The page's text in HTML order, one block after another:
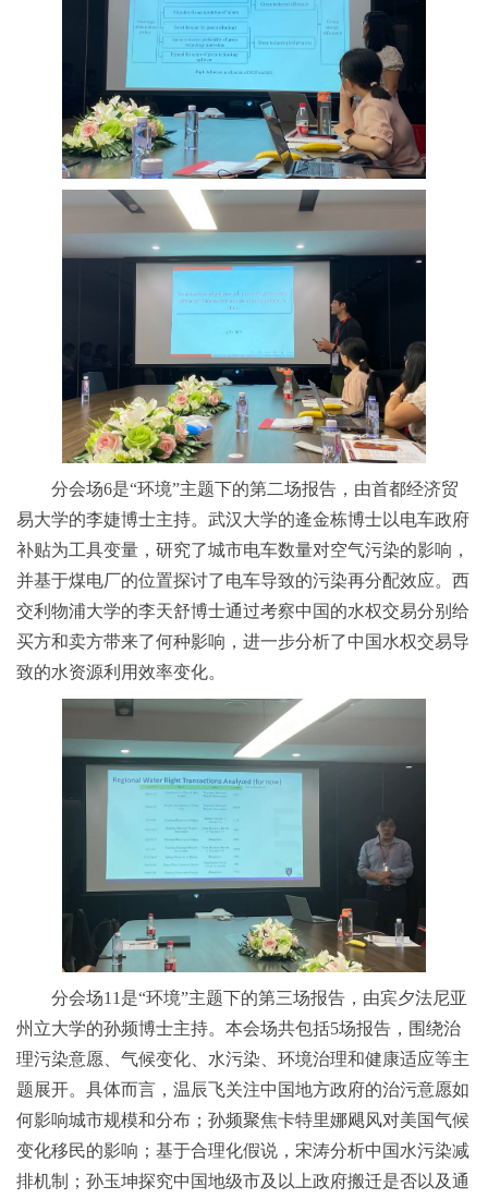
分会场6是“环境”主题下的第二场报告，由首都经济贸
易大学的李婕博士主持。武汉大学的逄金栋博士以电车政府
补贴为工具变量，研究了城市电车数量对空气污染的影响，
并基于煤电厂的位置探讨了电车导致的污染再分配效应。西
交利物浦大学的李天舒博士通过考察中国的水权交易分别给
买方和卖方带来了何种影响，进一步分析了中国水权交易导
致的水资源利用效率变化。
分会场11是“环境”主题下的第三场报告，由宾夕法尼亚
州立大学的孙频博士主持。本会场共包括5场报告，围绕治
理污染意愿、气候变化、水污染、环境治理和健康适应等主
题展开。具体而言，温辰飞关注中国地方政府的治污意愿如
何影响城市规模和分布；孙频聚焦卡特里娜飓风对美国气候
变化移民的影响；基于合理化假说，宋涛分析中国水污染减
排机制；孙玉坤探究中国地级市及以上政府搬迁是否以及通